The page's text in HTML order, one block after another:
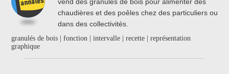
chaudières et des poêles chez des particuliers ou
dans des collectivités.
granulés de bois | fonction | intervalle | recette | représentation
graphique